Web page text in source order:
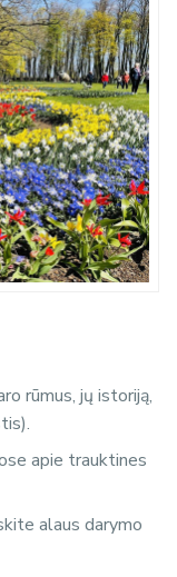
rūmus, jų istoriją,
apie trauktines
alaus darymo